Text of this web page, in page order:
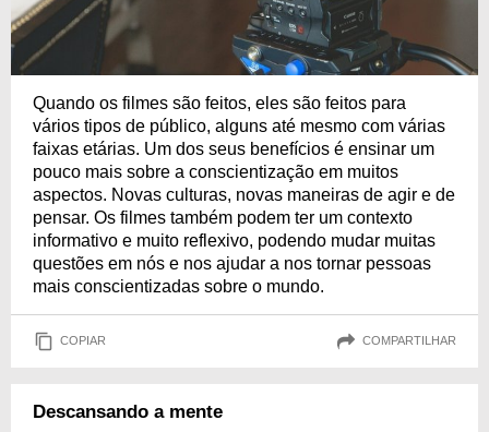
Quando os filmes são feitos, eles são feitos para
vários tipos de público, alguns até mesmo com várias
faixas etárias. Um dos seus benefícios é ensinar um
pouco mais sobre a conscientização em muitos
aspectos. Novas culturas, novas maneiras de agir e de
pensar. Os filmes também podem ter um contexto
informativo e muito reflexivo, podendo mudar muitas
questões em nós e nos ajudar a nos tornar pessoas
mais conscientizadas sobre o mundo.
COPIAR COMPARTILHAR
Descansando a mente